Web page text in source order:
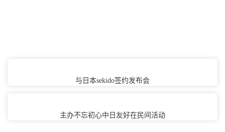
与日本sekido签约发布会
主办不忘初心中日友好在民间活动